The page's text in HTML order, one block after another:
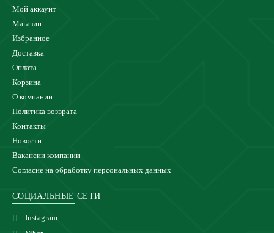
Мой аккаунт
Магазин
Избранное
Доставка
Оплата
Корзина
О компании
Политика возврата
Контакты
Новости
Вакансии компании
Согласие на обработку персональных данных
СОЦИАЛЬНЫЕ СЕТИ
Instagram